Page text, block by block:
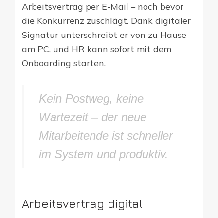
Arbeitsvertrag per E-Mail – noch bevor
die Konkurrenz zuschlägt. Dank digitaler
Signatur unterschreibt er von zu Hause
am PC, und HR kann sofort mit dem
Onboarding starten.
Kein Postweg, keine
Wartezeit – der neue
Mitarbeitende ist schneller
im System und produktiv.
Arbeitsvertrag digital